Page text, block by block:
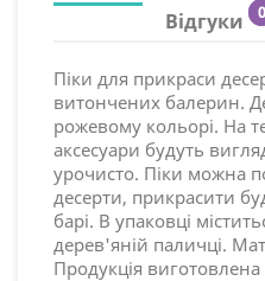
Відгуки
0
Піки для прикраси
витончених балерин.
рожевому кольорі. На
аксесуари будуть
урочисто. Піки можна
десерти, прикрасити
барі. В упаковці
дерев'яній паличці.
Продукція виготовлена